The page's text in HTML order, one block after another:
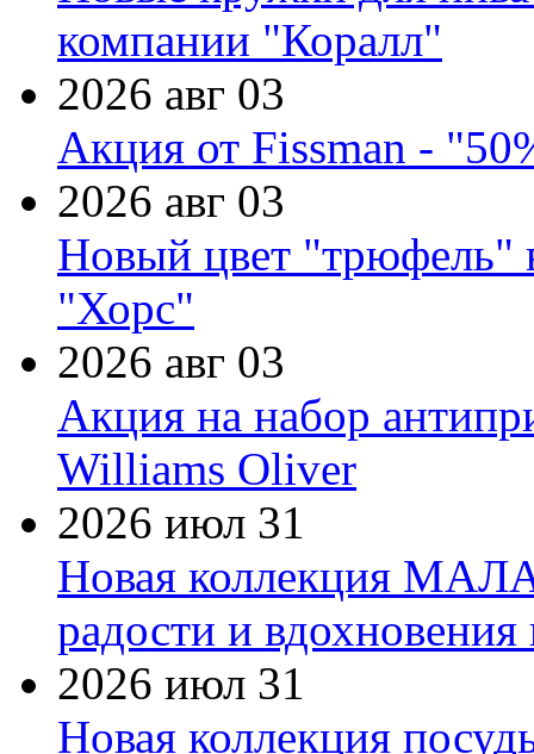
компании "Коралл"
2026 авг 03
Акция от Fissman -
2026 авг 03
Новый цвет "трюфель"
"Хорс"
2026 авг 03
Акция на набор
Williams Oliver
2026 июл 31
Новая коллекция
радости и
2026 июл 31
Новая коллекция